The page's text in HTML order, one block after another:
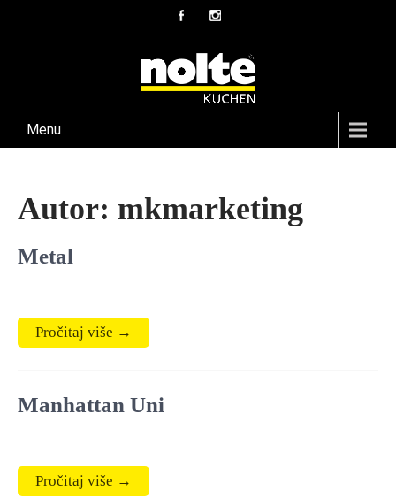
Menu
Autor: mkmarketing
Metal
Pročitaj više →
Manhattan Uni
Pročitaj više →